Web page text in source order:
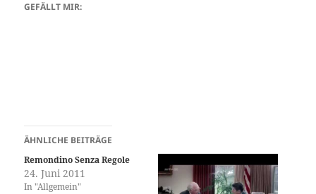
GEFÄLLT MIR:
ÄHNLICHE BEITRÄGE
Remondino Senza Regole
24. Juni 2011
In "Allgemein"